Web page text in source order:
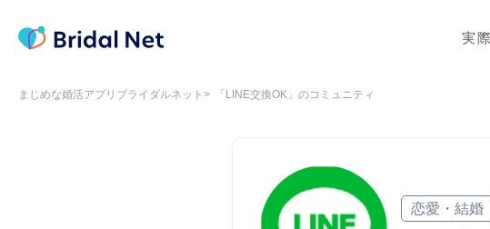
実
まじめな婚活アプリブライダルネット 「LINE交換OK」のコミュニティ
恋愛・結婚